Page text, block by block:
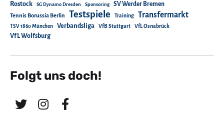
Rostock SG Dynamo Dresden Sponsoring SV Werder Bremen
Tennis Borussia Berlin Testspiele Training Transfermarkt
TSV 1860 München Verbandsliga VfB Stuttgart VfL Osnabrück
VfL Wolfsburg
Folgt uns doch!